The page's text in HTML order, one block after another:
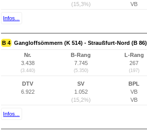
(15,3%)
VB
Infos...
B 4 Gangloffsömmern (K 514) - Straußfurt-Nord (B 86)
Nr.
3.438
(3.440)
B-Rang
7.745
(5.350)
L-Rang
267
(197)
DTV
6.922
SV
1.052
(15,2%)
BPL
VB
VB
Infos...